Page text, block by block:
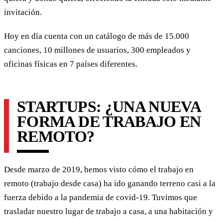
invitación.
Hoy en día cuenta con un catálogo de más de 15.000
canciones, 10 millones de usuarios, 300 empleados y
oficinas físicas en 7 países diferentes.
STARTUPS: ¿UNA NUEVA
FORMA DE TRABAJO EN
REMOTO?
Desde marzo de 2019, hemos visto cómo el trabajo en
remoto (trabajo desde casa) ha ido ganando terreno casi a la
fuerza debido a la pandemia de covid-19. Tuvimos que
trasladar nuestro lugar de trabajo a casa, a una habitación y